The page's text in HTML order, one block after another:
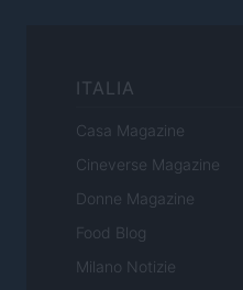
ITALIA
Casa Magazine
Cineverse Magazine
Donne Magazine
Food Blog
Milano Notizie